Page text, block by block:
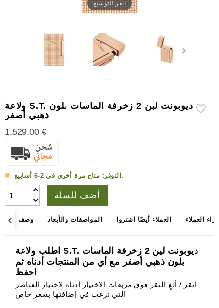
انقر للتوسيع
ولاعة S.T. ديوبونت لين 2 زخرفة الماسات بلون
ذهبي أصفر
1,529.00 €
التوفر: متاح مرة أخرى في 2-6 أسابيع.
أضف للسلة
وصف المواصفات والأبعاد العملاء أيضًا اشتروا آراء العملاء
اطلب ولاعة S.T. ديوبونت لين 2 زخرفة الماسات
بلون ذهبي أصفر مع أي من المنتجات أدناه ثم
احفظ
انقر / ألغِ النقر فوق مربعات الاختيار أدناه لاختيار العناصر
التي ترغب في إضافتها بسعر خاص